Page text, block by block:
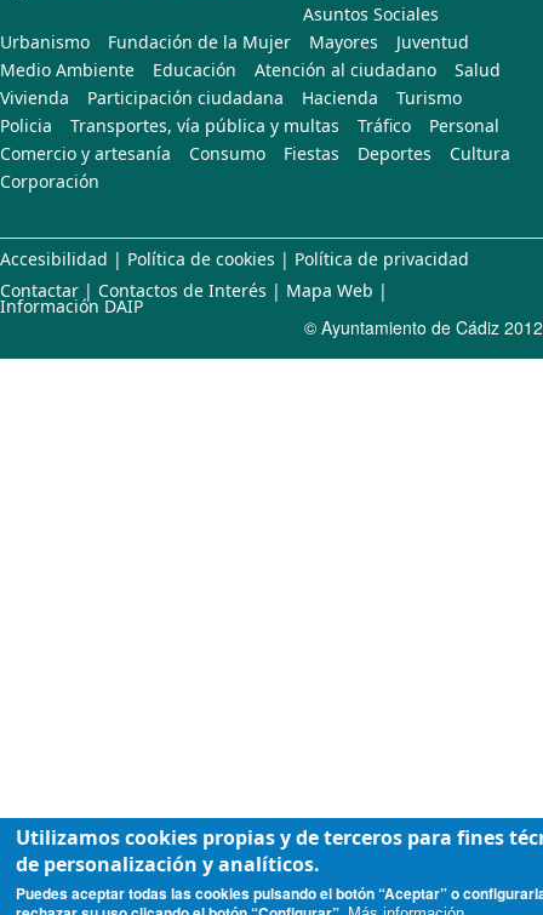
Asuntos Sociales
Urbanismo
Fundación de la Mujer Mayores
Juventud
Medio Ambiente
Educación Atención al ciudadano
Salud
Vivienda
Participación ciudadana Hacienda
Turismo
Policia
Transportes, vía pública y multas Tráfico
Personal
Comercio y artesanía
Consumo Fiestas Deportes
Cultura
Corporación
Accesibilidad | Política de cookies | Política de privacidad
Contactar | Contactos de Interés | Mapa Web |
Información DAIP
© Ayuntamiento de Cádiz 2012
Utilizamos cookies propias y de terceros para fines
de personalización y analíticos.
Puedes aceptar todas las cookies pulsando el botón “Aceptar” o